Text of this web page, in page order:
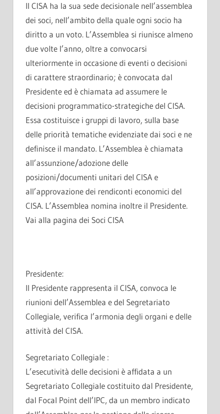
Il CISA ha la sua sede decisionale nell’assemblea
dei soci, nell’ambito della quale ogni socio ha
diritto a un voto. L’Assemblea si riunisce almeno
due volte l’anno, oltre a convocarsi
ulteriormente in occasione di eventi o decisioni
di carattere straordinario; è convocata dal
Presidente ed è chiamata ad assumere le
decisioni programmatico-strategiche del CISA.
Essa costituisce i gruppi di lavoro, sulla base
delle priorità tematiche evidenziate dai soci e ne
definisce il mandato. L’Assemblea è chiamata
all’assunzione/adozione delle
posizioni/documenti unitari del CISA e
all’approvazione dei rendiconti economici del
CISA. L’Assemblea nomina inoltre il Presidente.
Vai alla pagina dei Soci CISA
Presidente:
Il Presidente rappresenta il CISA, convoca le
riunioni dell’Assemblea e del Segretariato
Collegiale, verifica l’armonia degli organi e delle
attività del CISA.
Segretariato Collegiale :
L’esecutività delle decisioni è affidata a un
Segretariato Collegiale costituito dal Presidente,
dal Focal Point dell’IPC, da un membro indicato